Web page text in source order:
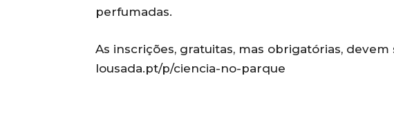
perfumadas.
As inscrições, gratuitas, mas obrigatórias,
lousada.pt/p/ciencia-no-parque